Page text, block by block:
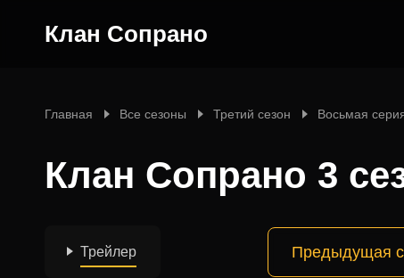
Клан Сопрано
Главная Все сезоны Третий сезон Восьмая
Клан Сопрано 3
Трейлер Предыдущая